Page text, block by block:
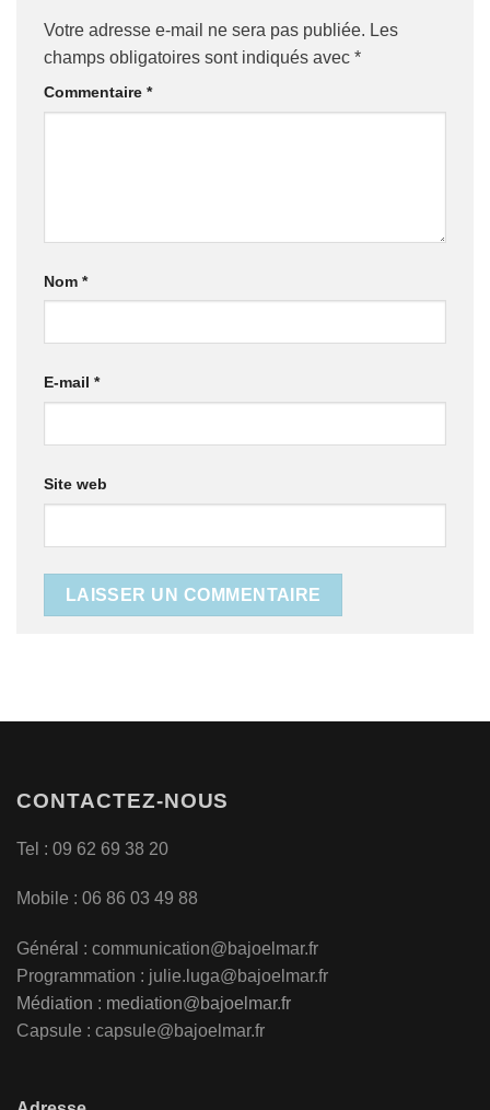
Votre adresse e-mail ne sera pas publiée. Les
champs obligatoires sont indiqués avec *
Commentaire *
Nom *
E-mail *
Site web
CONTACTEZ-NOUS
Tel : 09 62 69 38 20
Mobile : 06 86 03 49 88
Général : communication@bajoelmar.fr
Programmation : julie.luga@bajoelmar.fr
Médiation : mediation@bajoelmar.fr
Capsule : capsule@bajoelmar.fr